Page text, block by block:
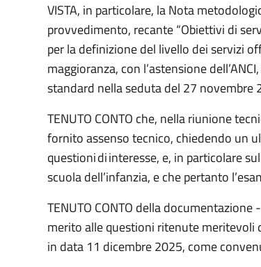
VISTA, in particolare, la Nota
provvedimento, recante “Obiettivi di
per la definizione del livello dei servizi
maggioranza, con l’astensione
standard nella seduta del 27 novembre
TENUTO CONTO che, nella riunione
fornito assenso tecnico, chiedendo un
questioni di interesse, e, in particolare
scuola dell’infanzia, e che pertanto
TENUTO CONTO della
merito alle questioni ritenute meritevoli
in data 11 dicembre 2025, come